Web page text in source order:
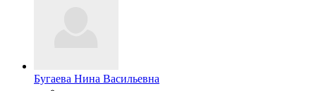
Бугаева Нина Васильевна